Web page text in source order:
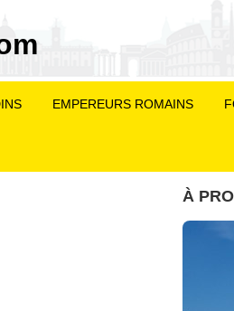
EMPEREURS ROMAINS
À